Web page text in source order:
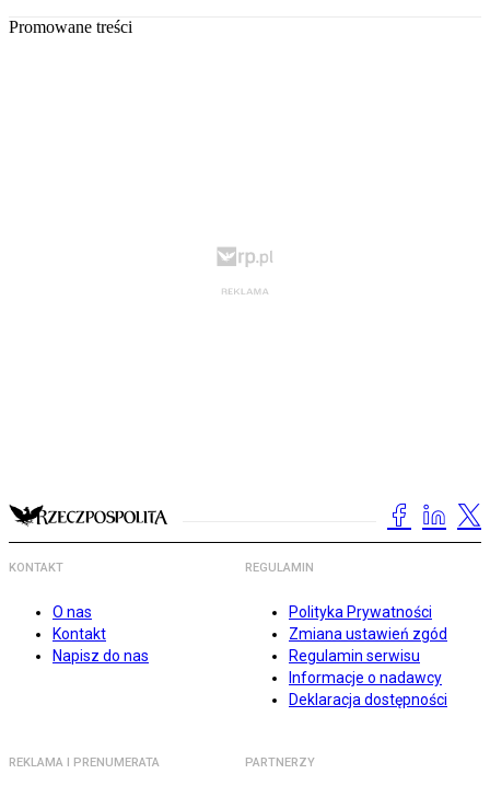
Promowane treści
KONTAKT
O nas
Kontakt
Napisz do nas
REGULAMIN
Polityka Prywatności
Zmiana ustawień zgód
Regulamin serwisu
Informacje o nadawcy
Deklaracja dostępności
REKLAMA I PRENUMERATA PARTNERZY